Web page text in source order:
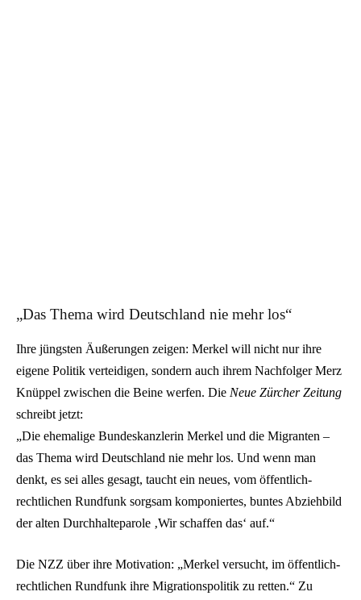
„Das Thema wird Deutschland nie mehr los“
Ihre jüngsten Äußerungen zeigen: Merkel will nicht nur ihre
eigene Politik verteidigen, sondern auch ihrem Nachfolger Merz
Knüppel zwischen die Beine werfen. Die Neue Zürcher Zeitung
schreibt jetzt:
„Die ehemalige Bundeskanzlerin Merkel und die Migranten –
das Thema wird Deutschland nie mehr los. Und wenn man
denkt, es sei alles gesagt, taucht ein neues, vom öffentlich-
rechtlichen Rundfunk sorgsam komponiertes, buntes Abziehbild
der alten Durchhalteparole ‚Wir schaffen das‘ auf.“
Die NZZ über ihre Motivation: „Merkel versucht, im öffentlich-
rechtlichen Rundfunk ihre Migrationspolitik zu retten.“ Zu